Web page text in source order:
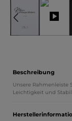
Beschreibung
Unsere Rahmenleiste
Leichtigkeit und